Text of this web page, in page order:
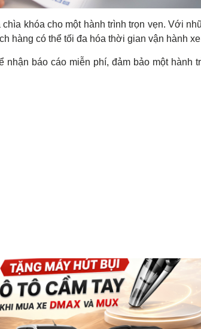
khóa cho một hành trình trọn vẹn. Với
hàng có thể tối đa hóa thời gian vận hành
báo cáo miễn phí, đảm bảo một hành